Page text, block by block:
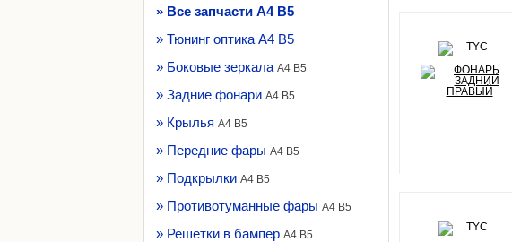
» Все запчасти A4 B5
» Тюнинг оптика A4 B5
» Боковые зеркала A4 B5
» Задние фонари A4 B5
» Крылья A4 B5
» Передние фары A4 B5
» Подкрылки A4 B5
» Противотуманные фары A4 B5
» Решетки в бампер A4 B5